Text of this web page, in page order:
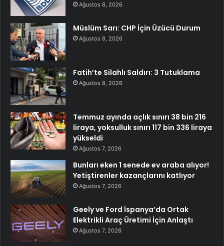
Ağustos 8, 2026
Müslüm Sarı: CHP İçin Üzücü Durum
Ağustos 8, 2026
Fatih’te Silahlı Saldırı: 3 Tutuklama
Ağustos 8, 2026
Temmuz ayında açlık sınırı 38 bin 216
liraya, yoksulluk sınırı 117 bin 336 liraya
yükseldi
Ağustos 7, 2026
Bunları eken 1 senede ev araba alıyor!
Yetiştirenler kazançlarını katlıyor
Ağustos 7, 2026
Geely ve Ford İspanya’da Ortak
Elektrikli Araç Üretimi İçin Anlaştı
Ağustos 7, 2026